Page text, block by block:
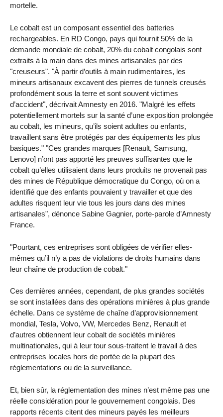
mortelle.
Le cobalt est un composant essentiel des batteries
rechargeables. En RD Congo, pays qui fournit 50% de la
demande mondiale de cobalt, 20% du cobalt congolais sont
extraits à la main dans des mines artisanales par des
"creuseurs". "À partir d’outils à main rudimentaires, les
mineurs artisanaux excavent des pierres de tunnels creusés
profondément sous la terre et sont souvent victimes
d’accident", décrivait Amnesty en 2016. "Malgré les effets
potentiellement mortels sur la santé d’une exposition prolongée
au cobalt, les mineurs, qu’ils soient adultes ou enfants,
travaillent sans être protégés par des équipements les plus
basiques." "Ces grandes marques [Renault, Samsung,
Lenovo] n’ont pas apporté les preuves suffisantes que le
cobalt qu’elles utilisaient dans leurs produits ne provenait pas
des mines de République démocratique du Congo, où on a
identifié que des enfants pouvaient y travailler et que des
adultes risquent leur vie tous les jours dans des mines
artisanales", dénonce Sabine Gagnier, porte-parole d’Amnesty
France.
"Pourtant, ces entreprises sont obligées de vérifier elles-
mêmes qu’il n’y a pas de violations de droits humains dans
leur chaîne de production de cobalt."
Ces dernières années, cependant, de plus grandes sociétés
se sont installées dans des opérations minières à plus grande
échelle. Dans ce système de chaîne d’approvisionnement
mondial, Tesla, Volvo, VW, Mercedes Benz, Renault et
d’autres obtiennent leur cobalt de sociétés minières
multinationales, qui à leur tour sous-traitent le travail à des
entreprises locales hors de portée de la plupart des
réglementations ou de la surveillance.
Et, bien sûr, la réglementation des mines n’est même pas une
réelle considération pour le gouvernement congolais. Des
rapports récents citent des mineurs payés les meilleurs